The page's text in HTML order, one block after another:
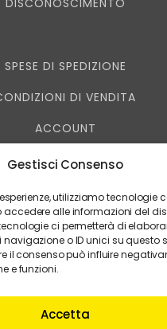
Gestisci Consenso
utilizziamo tecnologie
accedere alle informazioni del
ci permetterà di
o ID unici su questo
il consenso può influire
e funzioni.
Accetta
DISCONOSCIMENTO
SPESE DI SPEDIZIONE
DI VENDITA
ACCOUNT
RESO - RECESSO
PRIVACY
DIGITAL